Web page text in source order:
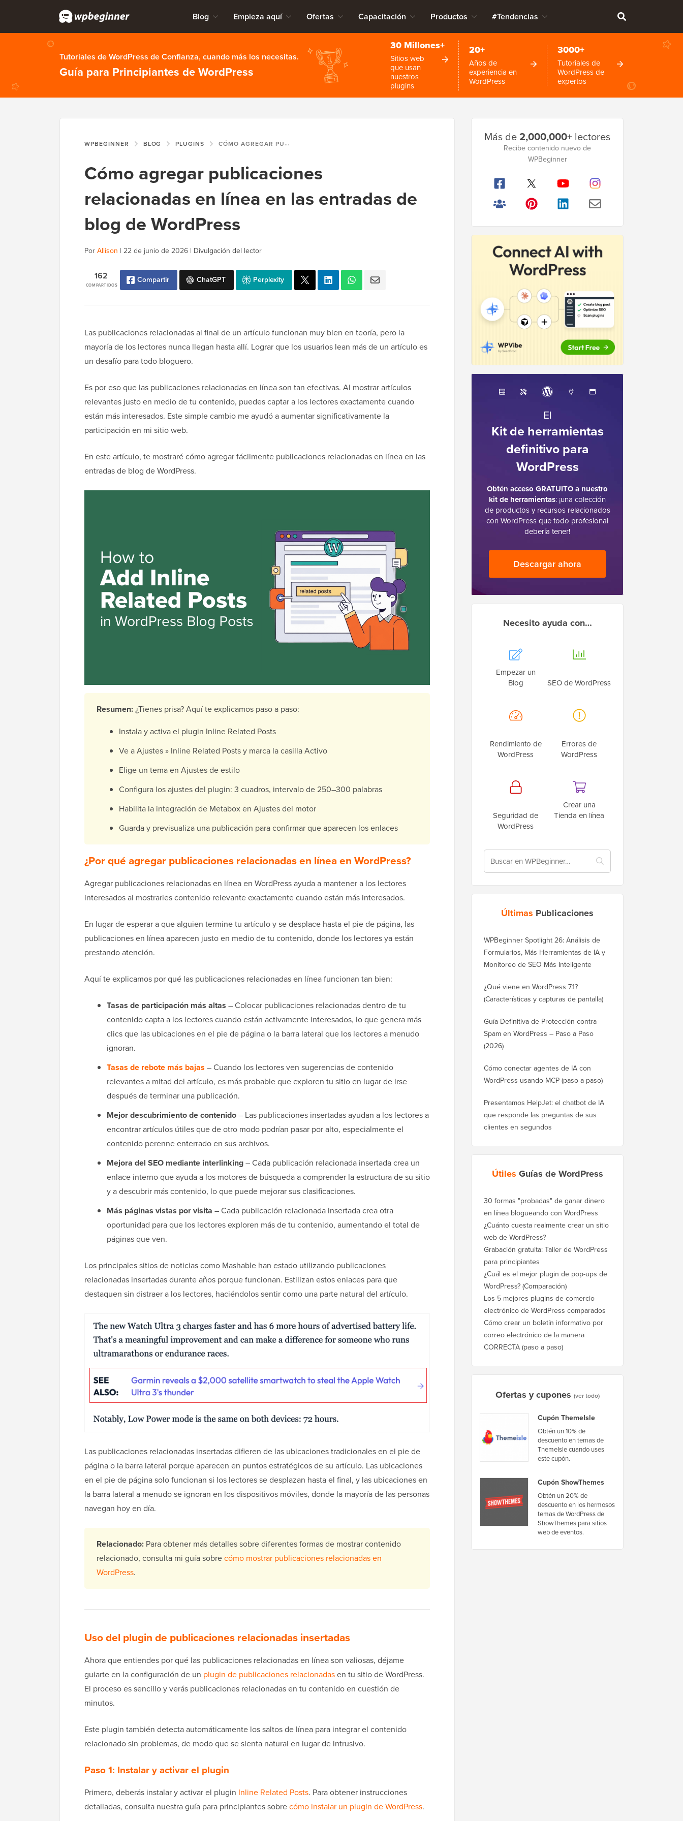
Blog Empieza aquí Ofertas Capacitación Productos #Tendencias
Tutoriales de WordPress de Confianza, cuando más los necesitas.
Guía para Principiantes de WordPress
30 Millones+
Sitios web
que usan
nuestros
plugins
20+
Años de
experiencia en
WordPress
3000+
Tutoriales de
WordPress de
expertos
WPBEGINNER BLOG PLUGINS CÓMO AGREGAR PUBLICACIONES RELACIONADAS EN LÍNEA EN LAS ENTRADAS DE BLOG DE WORDPRESS
Cómo agregar publicaciones
relacionadas en línea en las entradas de
blog de WordPress
PorAllison | 22 de junio de 2026 | Divulgación del lector
COMPARTIDOS
162 Compartir ChatGPT Perplexity
Las publicaciones relacionadas al final de un artículo funcionan muy bien en teoría, pero la
mayoría de los lectores nunca llegan hasta allí. Lograr que los usuarios lean más de un artículo es
un desafío para todo bloguero.
Es por eso que las publicaciones relacionadas en línea son tan efectivas. Al mostrar artículos
relevantes justo en medio de tu contenido, puedes captar a los lectores exactamente cuando
están más interesados. Este simple cambio me ayudó a aumentar significativamente la
participación en mi sitio web.
En este artículo, te mostraré cómo agregar fácilmente publicaciones relacionadas en línea en las
entradas de blog de WordPress.
Resumen:¿Tienes prisa? Aquí te explicamos paso a paso:
Instala y activa el plugin Inline Related Posts
Ve a Ajustes » Inline Related Posts y marca la casilla Activo
Elige un tema en Ajustes de estilo
Configura los ajustes del plugin: 3 cuadros, intervalo de 250–300 palabras
Habilita la integración de Metabox en Ajustes del motor
Guarda y previsualiza una publicación para confirmar que aparecen los enlaces
¿Por qué agregar publicaciones relacionadas en línea en WordPress?
Agregar publicaciones relacionadas en línea en WordPress ayuda a mantener a los lectores
interesados al mostrarles contenido relevante exactamente cuando están más interesados.
En lugar de esperar a que alguien termine tu artículo y se desplace hasta el pie de página, las
publicaciones en línea aparecen justo en medio de tu contenido, donde los lectores ya están
prestando atención.
Aquí te explicamos por qué las publicaciones relacionadas en línea funcionan tan bien:
Tasas de participación más altas – Colocar publicaciones relacionadas dentro de tu
contenido capta a los lectores cuando están activamente interesados, lo que genera más
clics que las ubicaciones en el pie de página o la barra lateral que los lectores a menudo
ignoran.
Tasas de rebote más bajas – Cuando los lectores ven sugerencias de contenido
relevantes a mitad del artículo, es más probable que exploren tu sitio en lugar de irse
después de terminar una publicación.
Mejor descubrimiento de contenido– Las publicaciones insertadas ayudan a los lectores a
encontrar artículos útiles que de otro modo podrían pasar por alto, especialmente el
contenido perenne enterrado en sus archivos.
Mejora del SEO mediante interlinking– Cada publicación relacionada insertada crea un
enlace interno que ayuda a los motores de búsqueda a comprender la estructura de su sitio
y a descubrir más contenido, lo que puede mejorar sus clasificaciones.
Más páginas vistas por visita – Cada publicación relacionada insertada crea otra
oportunidad para que los lectores exploren más de tu contenido, aumentando el total de
páginas que ven.
Los principales sitios de noticias como Mashable han estado utilizando publicaciones
relacionadas insertadas durante años porque funcionan. Estilizan estos enlaces para que
destaquen sin distraer a los lectores, haciéndolos sentir como una parte natural del artículo.
Las publicaciones relacionadas insertadas difieren de las ubicaciones tradicionales en el pie de
página o la barra lateral porque aparecen en puntos estratégicos de su artículo. Las ubicaciones
en el pie de página solo funcionan si los lectores se desplazan hasta el final, y las ubicaciones en
la barra lateral a menudo se ignoran en los dispositivos móviles, donde la mayoría de las personas
navegan hoy en día.
Relacionado: Para obtener más detalles sobre diferentes formas de mostrar contenido
relacionado, consulta mi guía sobrecómo mostrar publicaciones relacionadas en
WordPress.
Uso del plugin de publicaciones relacionadas insertadas
Ahora que entiendes por qué las publicaciones relacionadas en línea son valiosas, déjame
guiarte en la configuración de un plugin de publicaciones relacionadasen tu sitio de WordPress.
El proceso es sencillo y verás publicaciones relacionadas en tu contenido en cuestión de
minutos.
Este plugin también detecta automáticamente los saltos de línea para integrar el contenido
relacionado sin problemas, de modo que se sienta natural en lugar de intrusivo.
Paso 1: Instalar y activar el plugin
Primero, deberás instalar y activar el plugin Inline Related Posts. Para obtener instrucciones
detalladas, consulta nuestra guía para principiantes sobrecómo instalar un plugin de WordPress.
lateral
Más de2,000,000+ lectores
Recibe contenido nuevo de
WPBeginner
El
Kit de herramientas
definitivo para
WordPress
Obtén acceso GRATUITO a nuestro
kit de herramientas: ¡una colección
de productos y recursos relacionados
con WordPress que todo profesional
debería tener!
Descargar ahora
Necesito ayuda con…
Empezar un
Blog
SEO de WordPress
Rendimiento de
WordPress
Errores de
WordPress
Seguridad de
WordPress
Crear una
Tienda en línea
Últimas Publicaciones
WPBeginner Spotlight 26: Análisis de
Formularios, Más Herramientas de IA y
Monitoreo de SEO Más Inteligente
¿Qué viene en WordPress 7.1?
(Características y capturas de pantalla)
Guía Definitiva de Protección contra
Spam en WordPress – Paso a Paso
(2026)
Cómo conectar agentes de IA con
WordPress usando MCP (paso a paso)
Presentamos HelpJet: el chatbot de IA
que responde las preguntas de sus
clientes en segundos
Útiles Guías de WordPress
30 formas "probadas" de ganar dinero
en línea blogueando con WordPress
¿Cuánto cuesta realmente crear un sitio
web de WordPress?
Grabación gratuita: Taller de WordPress
para principiantes
¿Cuál es el mejor plugin de pop-ups de
WordPress? (Comparación)
Los 5 mejores plugins de comercio
electrónico de WordPress comparados
Cómo crear un boletín informativo por
correo electrónico de la manera
CORRECTA (paso a paso)
Ofertas y cupones (ver todo)
Cupón ThemeIsle
Obtén un 10% de
descuento en temas de
ThemeIsle cuando uses
este cupón.
Cupón ShowThemes
Obtén un 20% de
descuento en los hermosos
temas de WordPress de
ShowThemes para sitios
web de eventos.